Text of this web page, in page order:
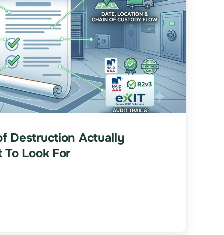
Destruction Actually
Look For